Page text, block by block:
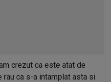
crezut ca este atat de
ca s-a intamplat asta si